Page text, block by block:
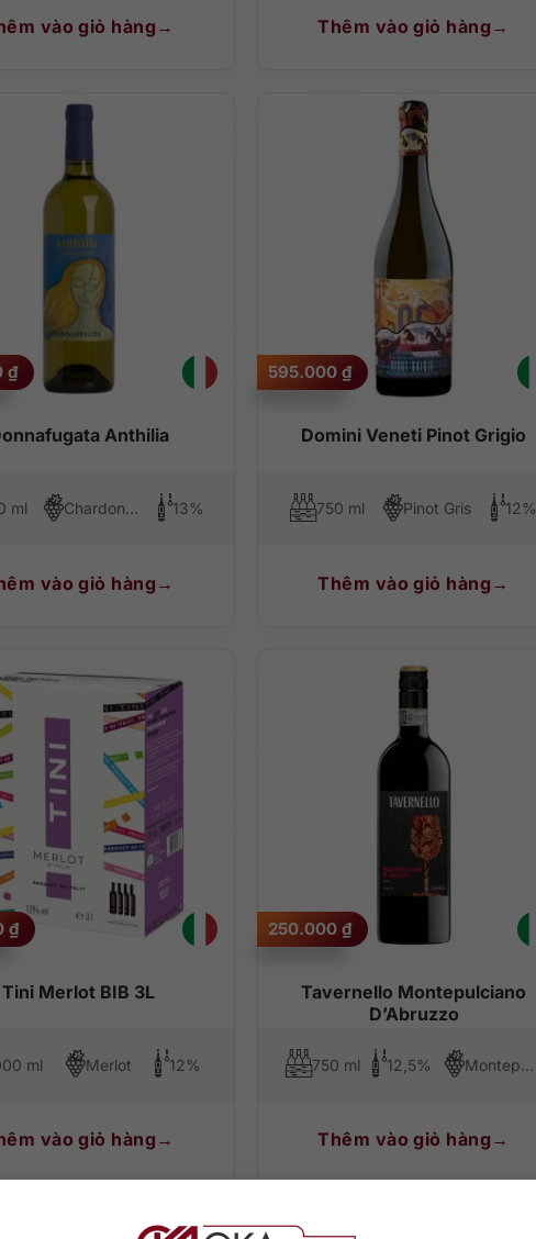
vào giỏ hàng Thêm vào giỏ hàng
Anthilia
₫
ml Chardonnay, Viognier, Ansonica 13%
vào giỏ hàng
Domini Veneti Pinot Grigio
595.000 ₫
750 ml Pinot Gris 12%
Thêm vào giỏ hàng
Tini Merlot BIB 3L
₫
ml Merlot 12%
vào giỏ hàng
Tavernello Montepulciano
D’Abruzzo
250.000 ₫
750 ml 12,5% Montepulciano
Thêm vào giỏ hàng